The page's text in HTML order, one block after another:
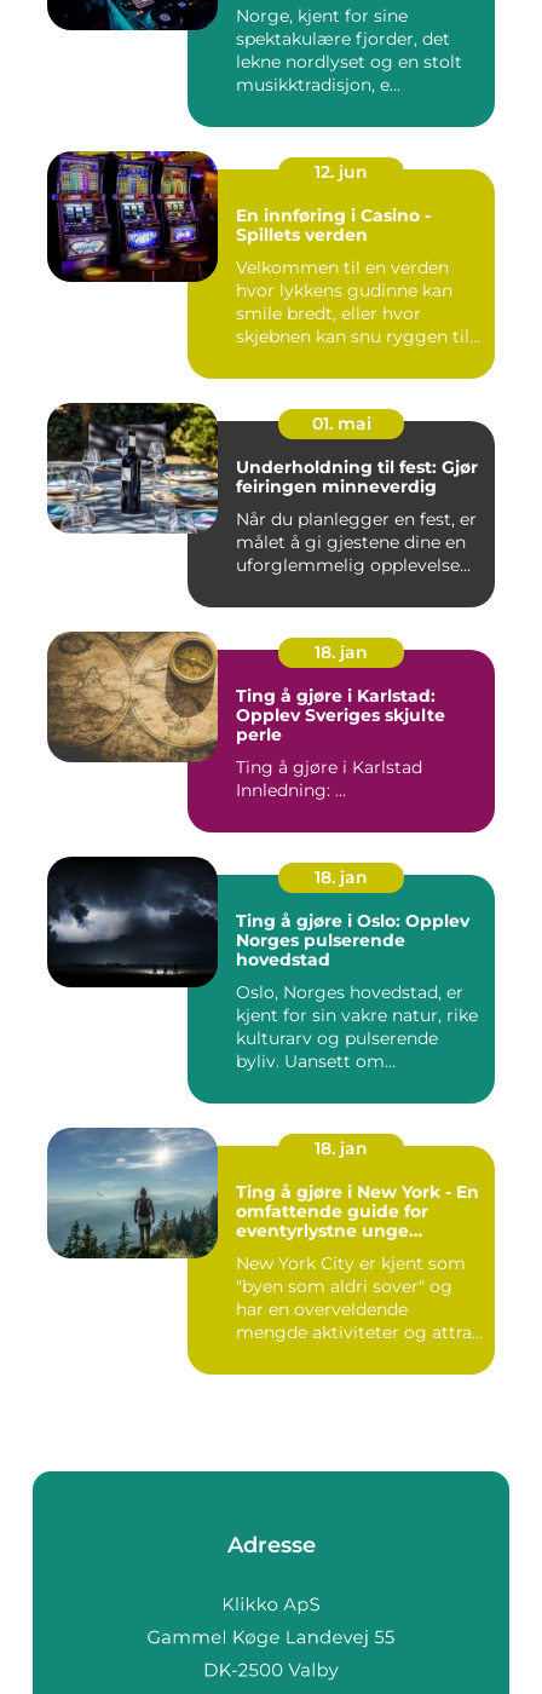
Norge, kjent for sine
spektakulære fjorder, det
lekne nordlyset og en stolt
musikktradisjon, e...
12. jun
En innføring i Casino -
Spillets verden
Velkommen til en verden
hvor lykkens gudinne kan
smile bredt, eller hvor
skjebnen kan snu ryggen til...
01. mai
Underholdning til fest: Gjør
feiringen minneverdig
Når du planlegger en fest, er
målet å gi gjestene dine en
uforglemmelig opplevelse...
18. jan
Ting å gjøre i Karlstad:
Opplev Sveriges skjulte
perle
Ting å gjøre i Karlstad
Innledning: ...
18. jan
Ting å gjøre i Oslo: Opplev
Norges pulserende
hovedstad
Oslo, Norges hovedstad, er
kjent for sin vakre natur, rike
kulturarv og pulserende
byliv. Uansett om...
18. jan
Ting å gjøre i New York - En
omfattende guide for
eventyrlystne unge
New York City er kjent som
"byen som aldri sover" og
har en overveldende
mengde aktiviteter og attra...
Adresse